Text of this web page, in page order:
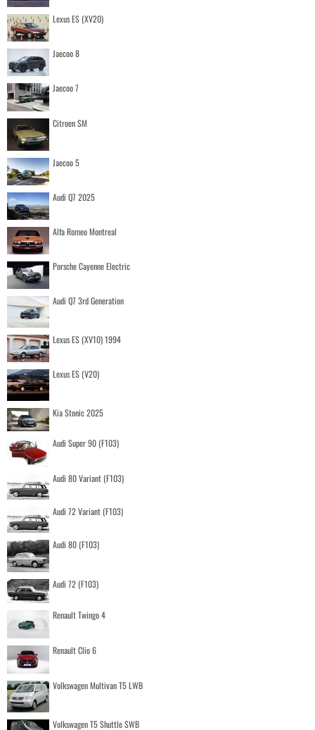
Lexus ES (XV20)
Jaecoo 8
Jaecoo 7
Citroen SM
Jaecoo 5
Audi Q7 2025
Alfa Romeo Montreal
Porsche Cayenne Electric
Audi Q7 3rd Generation
Lexus ES (XV10) 1994
Lexus ES (V20)
Kia Stonic 2025
Audi Super 90 (F103)
Audi 80 Variant (F103)
Audi 72 Variant (F103)
Audi 80 (F103)
Audi 72 (F103)
Renault Twingo 4
Renault Clio 6
Volkswagen Multivan T5 LWB
Volkswagen T5 Shuttle SWB